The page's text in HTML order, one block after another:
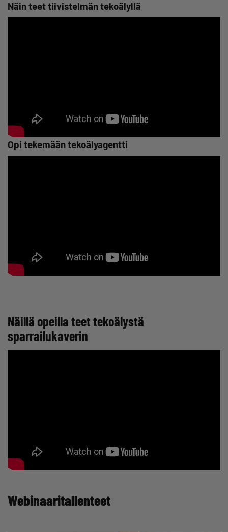
Näin teet tiivistelmän tekoälyllä
Opi tekemään tekoälyagentti
Näillä opeilla teet tekoälystä
sparrailukaverin
Webinaaritallenteet